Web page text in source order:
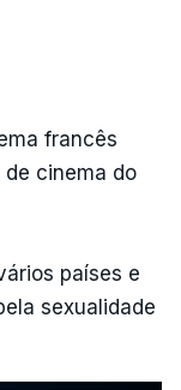
francês
de cinema do
países e
sexualidade